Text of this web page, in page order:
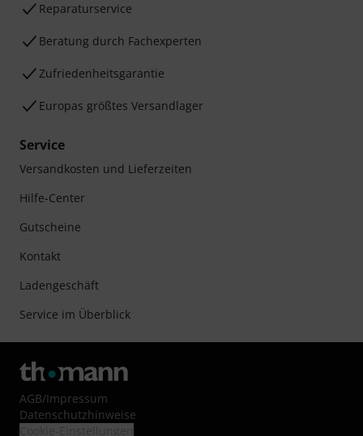
Reparaturservice
Beratung durch Fachexperten
Zufriedenheitsgarantie
Europas größtes Versandlager
Service
Versandkosten und Lieferzeiten
Hilfe-Center
Gutscheine
Kontakt
Ladengeschäft
Service im Überblick
AGB/Impressum
Datenschutzhinweise